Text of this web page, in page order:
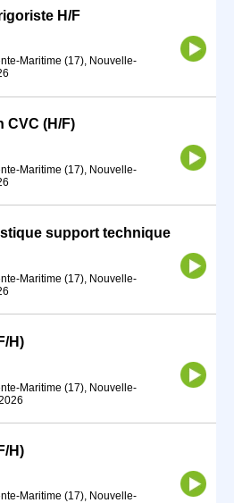
H/F
Maritime (17), Nouvelle-
CVC (H/F)
Maritime (17), Nouvelle-
support technique
Maritime (17), Nouvelle-
H)
Maritime (17), Nouvelle-
H)
Maritime (17), Nouvelle-